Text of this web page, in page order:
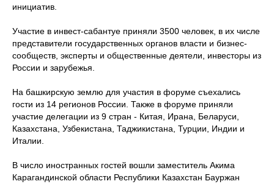
инициатив.
Участие в инвест-сабантуе приняли 3500 человек, в их числе
представители государственных органов власти и бизнес-
сообществ, эксперты и общественные деятели, инвесторы из
России и зарубежья.
На башкирскую землю для участия в форуме съехались
гости из 14 регионов России. Также в форуме приняли
участие делегации из 9 стран - Китая, Ирана, Беларуси,
Казахстана, Узбекистана, Таджикистана, Турции, Индии и
Италии.
В число иностранных гостей вошли заместитель Акима
Карагандинской области Республики Казахстан Бауржан